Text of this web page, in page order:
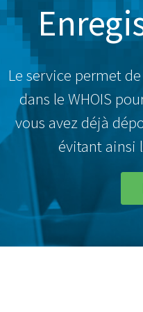
Le service permet
dans le WHOIS
vous avez déjà
évitant ainsi